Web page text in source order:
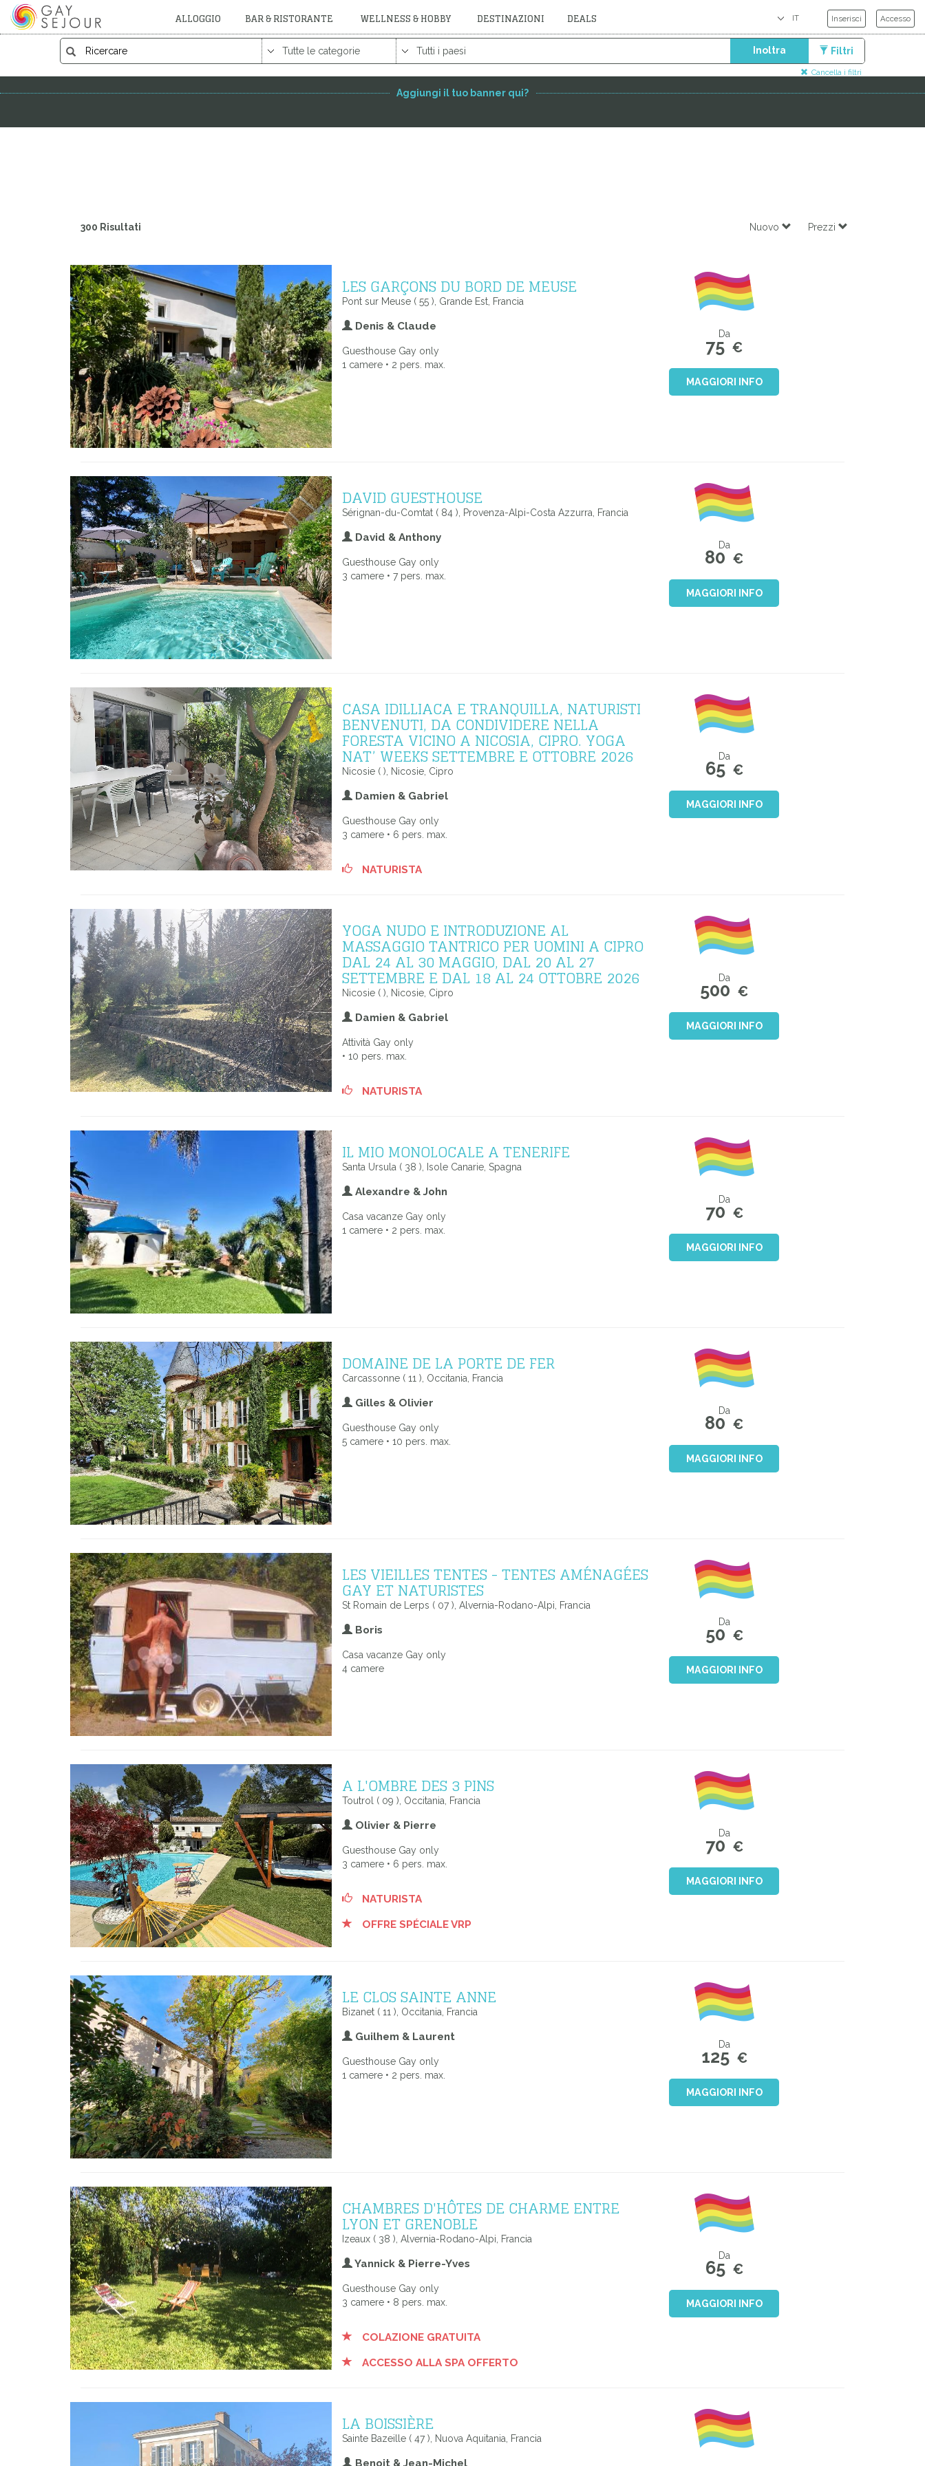
ALLOGGIO BAR & RISTORANTE WELLNESS & HOBBY DESTINAZIONI DEALS Inserisci Accesso
Inoltra Filtri
Cancella i filtri
Aggiungi il tuo banner qui?
300 Risultati Nuovo Prezzi
LES GARÇONS DU BORD DE MEUSE
Pont sur Meuse ( 55 ), Grande Est, Francia
Denis & Claude
Guesthouse Gay only
1 camere • 2 pers. max.
Da
75 €
MAGGIORI INFO
DAVID GUESTHOUSE
Sérignan-du-Comtat ( 84 ), Provenza-Alpi-Costa Azzurra, Francia
David & Anthony
Guesthouse Gay only
3 camere • 7 pers. max.
Da
80 €
MAGGIORI INFO
CASA IDILLIACA E TRANQUILLA, NATURISTI
BENVENUTI, DA CONDIVIDERE NELLA
FORESTA VICINO A NICOSIA, CIPRO. YOGA
NAT’ WEEKS SETTEMBRE E OTTOBRE 2026
Nicosie ( ), Nicosie, Cipro
Damien & Gabriel
Guesthouse Gay only
3 camere • 6 pers. max.
NATURISTA
Da
65 €
MAGGIORI INFO
YOGA NUDO E INTRODUZIONE AL
MASSAGGIO TANTRICO PER UOMINI A CIPRO
DAL 24 AL 30 MAGGIO, DAL 20 AL 27
SETTEMBRE E DAL 18 AL 24 OTTOBRE 2026
Nicosie ( ), Nicosie, Cipro
Damien & Gabriel
Attività Gay only
• 10 pers. max.
NATURISTA
Da
500 €
MAGGIORI INFO
IL MIO MONOLOCALE A TENERIFE
Santa Ursula ( 38 ), Isole Canarie, Spagna
Alexandre & John
Casa vacanze Gay only
1 camere • 2 pers. max.
Da
70 €
MAGGIORI INFO
DOMAINE DE LA PORTE DE FER
Carcassonne ( 11 ), Occitania, Francia
Gilles & Olivier
Guesthouse Gay only
5 camere • 10 pers. max.
Da
80 €
MAGGIORI INFO
LES VIEILLES TENTES - TENTES AMÉNAGÉES
GAY ET NATURISTES
St Romain de Lerps ( 07 ), Alvernia-Rodano-Alpi, Francia
Boris
Casa vacanze Gay only
4 camere
Da
50 €
MAGGIORI INFO
A L'OMBRE DES 3 PINS
Toutrol ( 09 ), Occitania, Francia
Olivier & Pierre
Guesthouse Gay only
3 camere • 6 pers. max.
NATURISTA
OFFRE SPÉCIALE VRP
Da
70 €
MAGGIORI INFO
LE CLOS SAINTE ANNE
Bizanet ( 11 ), Occitania, Francia
Guilhem & Laurent
Guesthouse Gay only
1 camere • 2 pers. max.
Da
125 €
MAGGIORI INFO
CHAMBRES D'HÔTES DE CHARME ENTRE
LYON ET GRENOBLE
Izeaux ( 38 ), Alvernia-Rodano-Alpi, Francia
Yannick & Pierre-Yves
Guesthouse Gay only
3 camere • 8 pers. max.
COLAZIONE GRATUITA
ACCESSO ALLA SPA OFFERTO
Da
65 €
MAGGIORI INFO
LA BOISSIÈRE
Sainte Bazeille ( 47 ), Nuova Aquitania, Francia
Benoit & Jean-Michel